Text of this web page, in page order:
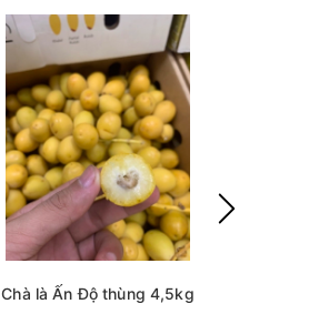
Chà là Ấn Độ thùng 4,5kg